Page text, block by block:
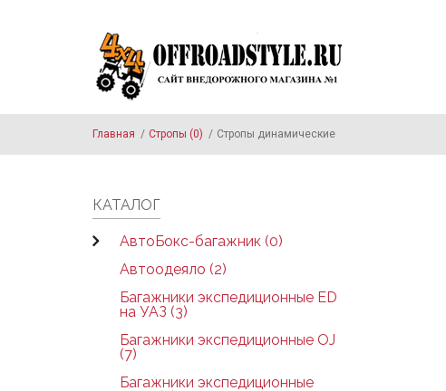
Главная / Стропы (0) / Стропы динамические
КАТАЛОГ
АвтоБокс-багажник (0)
Автоодеяло (2)
Багажники экспедиционные ED
на УАЗ (3)
Багажники экспедиционные OJ
(7)
Багажники экспедиционные